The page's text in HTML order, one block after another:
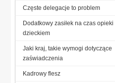
Częste delegacje to problem
Dodatkowy zasiłek na czas opieki
dzieckiem
Jaki kraj, takie wymogi dotyczące
zaświadczenia
Kadrowy flesz